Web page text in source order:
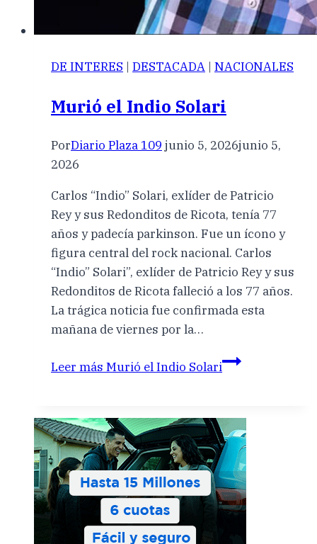
DE INTERES | DESTACADA | NACIONALES
Murió el Indio Solari
PorDiario Plaza 109 junio 5, 2026junio 5,
2026
Carlos “Indio” Solari, exlíder de Patricio
Rey y sus Redonditos de Ricota, tenía 77
años y padecía parkinson. Fue un ícono y
figura central del rock nacional. Carlos
“Indio” Solari”, exlíder de Patricio Rey y sus
Redonditos de Ricota falleció a los 77 años.
La trágica noticia fue confirmada esta
mañana de viernes por la…
Leer más Murió el Indio Solari